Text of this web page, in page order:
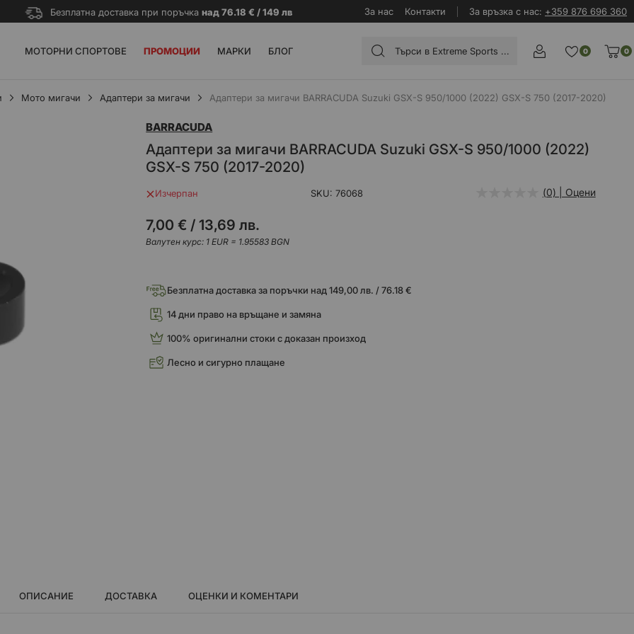
Безплатна доставка при поръчка над 76.18 € / 149 лв За нас Контакти За връзка с нас: +359 876 696 360
МОТОРНИ СПОРТОВЕ ПРОМОЦИИ МАРКИ БЛОГ 0
0
Мото мигачи Адаптери за мигачи Адаптери за мигачи BARRACUDA Suzuki GSX-S 950/1000 (2022) GSX-S 750 (2017-2020)
Адаптери за мигачи BARRACUDA Suzuki GSX-S 950/1000 (2022)
GSX-S 750 (2017-2020)
BARRACUDA
Изчерпан SKU 76068 (0) | Оцени
7,00 € /13,69 лв.
Валутен курс: 1 EUR = 1.95583 BGN
Безплатна доставка за поръчки над 149,00 лв. / 76.18 €
14 дни право на връщане и замяна
100% оригинални стоки с доказан произход
Лесно и сигурно плащане
ОПИСАНИЕ ДОСТАВКА ОЦЕНКИ И КОМЕНТАРИ